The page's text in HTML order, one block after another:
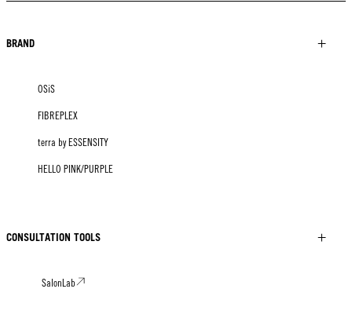
BRAND
OSiS
FIBREPLEX
terra by ESSENSITY
HELLO PINK/PURPLE
CONSULTATION TOOLS
SalonLab